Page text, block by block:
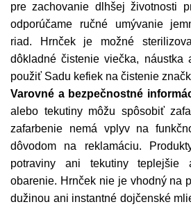
pre zachovanie dlhšej životnosti
odporúčame ručné umývanie
riad. Hrnček je možné
dôkladné čistenie viečka, náustka
použiť Sadu kefiek na čistenie
Varovné a bezpečnostné
alebo tekutiny môžu spôsobiť
zafarbenie nemá vplyv na
dôvodom na reklamáciu.
potraviny ani tekutiny
obarenie. Hrnček nie je vhodný na
dužinou ani instantné dojčenské